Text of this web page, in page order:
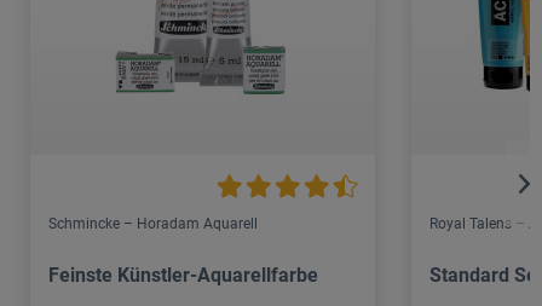
Schmincke – Horadam Aquarell
Feinste Künstler-Aquarellfarbe
Royal Talens –
Standard